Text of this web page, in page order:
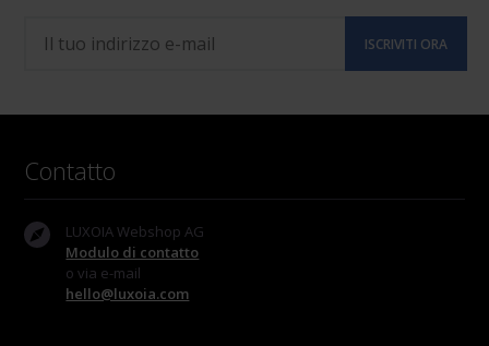
Contatto
LUXOIA Webshop AG
Modulo di contatto
o via e-mail
hello@luxoia.com